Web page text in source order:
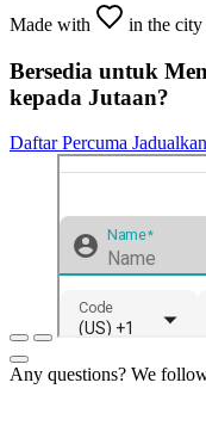
Made with in the
Bersedia untuk
kepada Jutaan?
Daftar Percuma
Any questions? We